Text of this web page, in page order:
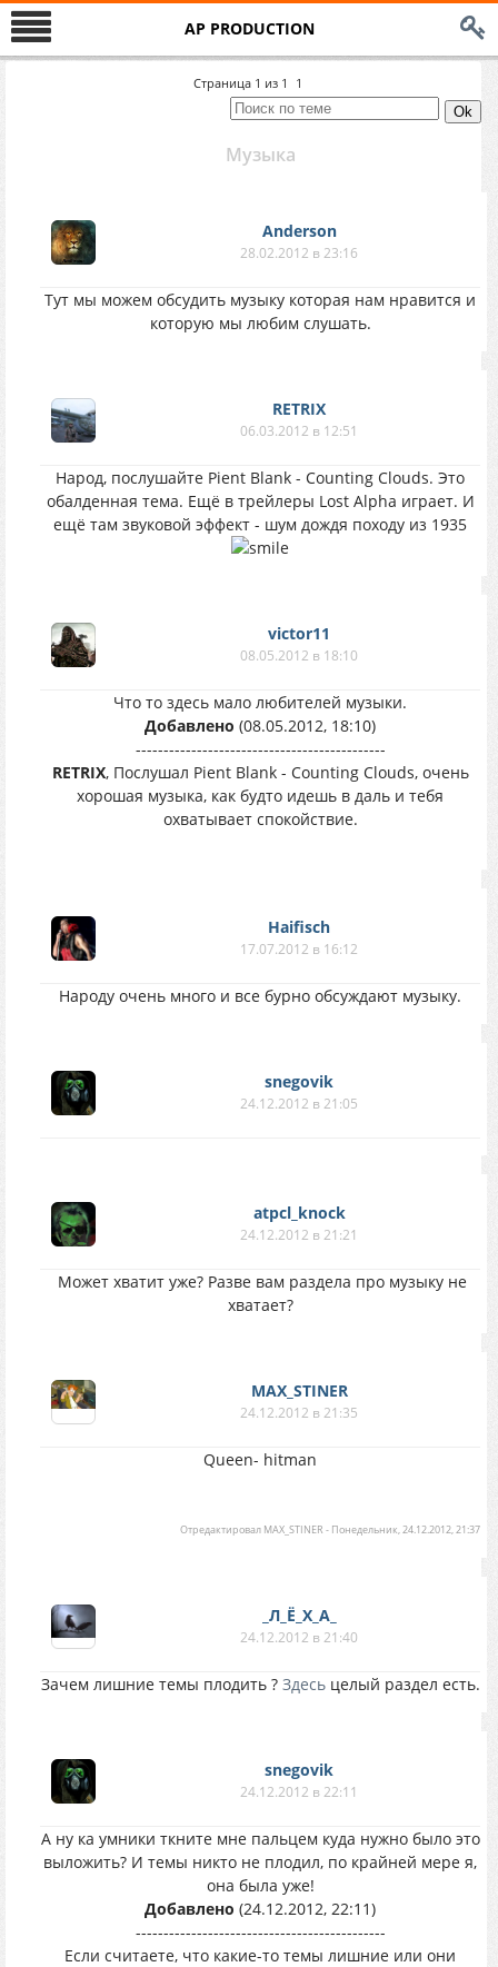
AP PRODUCTION
Страница 1 из 1 1
Музыка
Anderson
28.02.2012 в 23:16
Тут мы можем обсудить музыку которая нам нравится и
которую мы любим слушать.
RETRIX
06.03.2012 в 12:51
Народ, послушайте Pient Blank - Counting Clouds. Это
обалденная тема. Ещё в трейлеры Lost Alpha играет. И
ещё там звуковой эффект - шум дождя походу из 1935
victor11
08.05.2012 в 18:10
Что то здесь мало любителей музыки.
Добавлено (08.05.2012, 18:10)
---------------------------------------------
RETRIX, Послушал Pient Blank - Counting Clouds, очень
хорошая музыка, как будто идешь в даль и тебя
охватывает спокойствие.
Haifisch
17.07.2012 в 16:12
Народу очень много и все бурно обсуждают музыку.
snegovik
24.12.2012 в 21:05
atpcl_knock
24.12.2012 в 21:21
Может хватит уже? Разве вам раздела про музыку не
хватает?
MAX_STINER
24.12.2012 в 21:35
Queen- hitman
Отредактировал MAX_STINER - Понедельник, 24.12.2012, 21:37
_Л_Ё_Х_А_
24.12.2012 в 21:40
Зачем лишние темы плодить ? Здесьцелый раздел есть.
snegovik
24.12.2012 в 22:11
А ну ка умники ткните мне пальцем куда нужно было это
выложить? И темы никто не плодил, по крайней мере я,
она была уже!
Добавлено (24.12.2012, 22:11)
---------------------------------------------
Если считаете, что какие-то темы лишние или они